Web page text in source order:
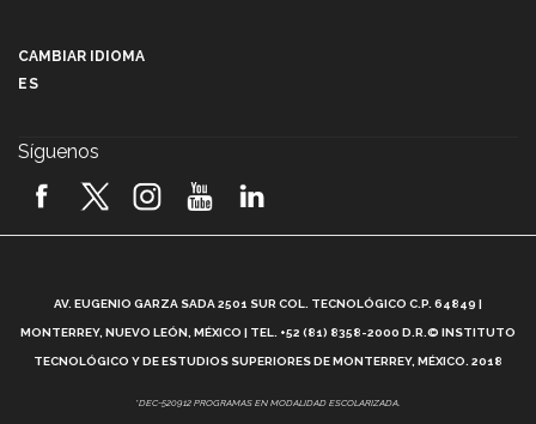
2026! (video)
¿Cómo es el Modelo Educativo Tec? (video)
Vida Tec: Feminismo e Inteligencia Artificial, Paola
CAMBIAR IDIOMA
ES
Síguenos
AV. EUGENIO GARZA SADA 2501 SUR COL. TECNOLÓGICO C.P. 64849 |
MONTERREY, NUEVO LEÓN, MÉXICO | TEL. +52 (81) 8358-2000 D.R.© INSTITUTO
TECNOLÓGICO Y DE ESTUDIOS SUPERIORES DE MONTERREY, MÉXICO. 2018
*DEC-520912 PROGRAMAS EN MODALIDAD ESCOLARIZADA.